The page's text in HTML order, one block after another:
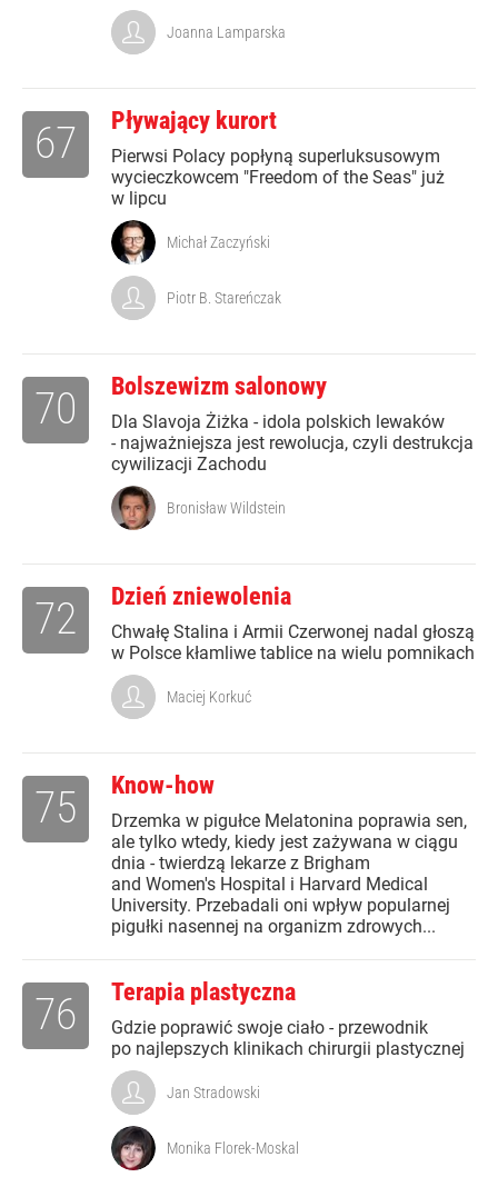
Joanna Lamparska
Pływający kurort
Pierwsi Polacy popłyną superluksusowym
wycieczkowcem "Freedom of the Seas" już
w lipcu
67
Michał Zaczyński
Piotr B. Stareńczak
Bolszewizm salonowy
Dla Slavoja Żiżka - idola polskich lewaków
- najważniejsza jest rewolucja, czyli destrukcja
cywilizacji Zachodu
70
Bronisław Wildstein
Dzień zniewolenia
Chwałę Stalina i Armii Czerwonej nadal głoszą
w Polsce kłamliwe tablice na wielu pomnikach
72
Maciej Korkuć
Know-how
Drzemka w pigułce Melatonina poprawia sen,
ale tylko wtedy, kiedy jest zażywana w ciągu
dnia - twierdzą lekarze z Brigham
and Women's Hospital i Harvard Medical
University. Przebadali oni wpływ popularnej
pigułki nasennej na organizm zdrowych...
75
Terapia plastyczna
Gdzie poprawić swoje ciało - przewodnik
po najlepszych klinikach chirurgii plastycznej
76
Jan Stradowski
Monika Florek-Moskal